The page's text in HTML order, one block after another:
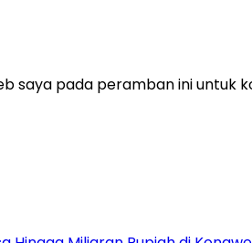
saya pada peramban ini untuk